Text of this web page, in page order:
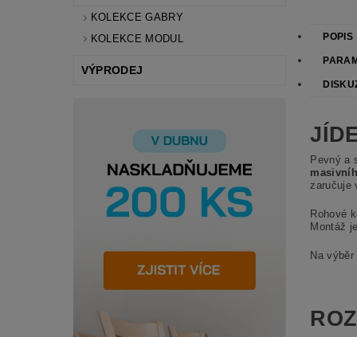
KOLEKCE GABRY
KOLEKCE MODUL
VÝPRODEJ
POPIS
Pevný a
zaručuje
Rohové
Montáž
Na